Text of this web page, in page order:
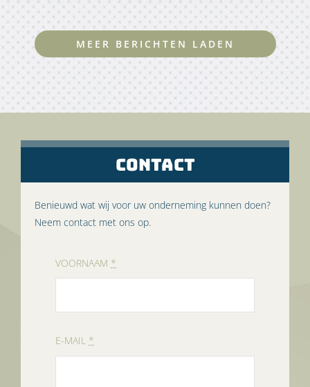
MEER BERICHTEN LADEN
CONTACT
Benieuwd wat wij voor uw onderneming kunnen doen?
Neem contact met ons op.
VOORNAAM *
E-MAIL *